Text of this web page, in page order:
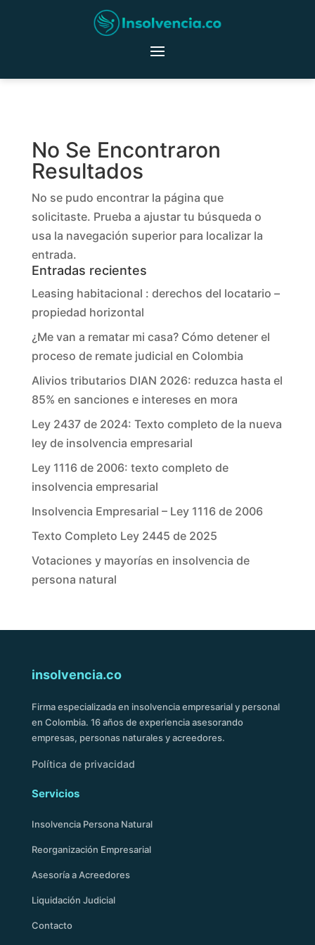
No Se Encontraron
Resultados
No se pudo encontrar la página que
solicitaste. Prueba a ajustar tu búsqueda o
usa la navegación superior para localizar la
entrada.
Entradas recientes
Leasing habitacional : derechos del locatario –
propiedad horizontal
¿Me van a rematar mi casa? Cómo detener el
proceso de remate judicial en Colombia
Alivios tributarios DIAN 2026: reduzca hasta el
85% en sanciones e intereses en mora
Ley 2437 de 2024: Texto completo de la nueva
ley de insolvencia empresarial
Ley 1116 de 2006: texto completo de
insolvencia empresarial
Insolvencia Empresarial – Ley 1116 de 2006
Texto Completo Ley 2445 de 2025
Votaciones y mayorías en insolvencia de
persona natural
insolvencia.co
Firma especializada en insolvencia empresarial y personal
en Colombia. 16 años de experiencia asesorando
empresas, personas naturales y acreedores.
Política de privacidad
Servicios
Insolvencia Persona Natural
Reorganización Empresarial
Asesoría a Acreedores
Liquidación Judicial
Contacto